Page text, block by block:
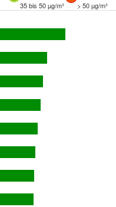
35 bis 50 µg/m³ > 50 µg/m³